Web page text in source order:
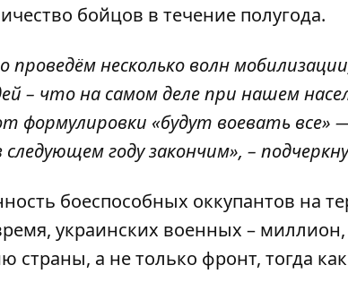
бойцов в течение полугода.
несколько волн
– что на самом деле при нашем
формулировки «будут воевать все»
году закончим», –
боеспособных оккупантов на
украинских военных – миллион,
страны, а не только фронт, тогда